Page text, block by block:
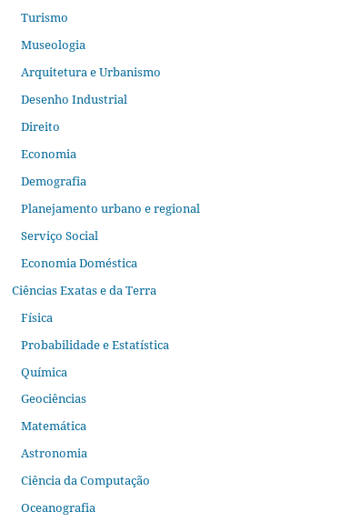
Turismo
Museologia
Arquitetura e Urbanismo
Desenho Industrial
Direito
Economia
Demografia
Planejamento urbano e regional
Serviço Social
Economia Doméstica
Ciências Exatas e da Terra
Física
Probabilidade e Estatística
Química
Geociências
Matemática
Astronomia
Ciência da Computação
Oceanografia